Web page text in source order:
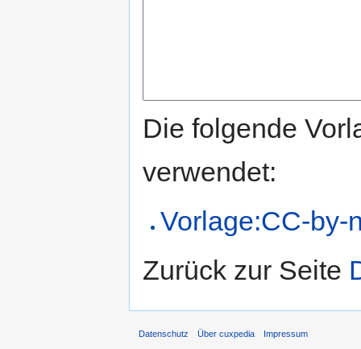
Die folgende
verwendet:
Vorlage:CC-by-
Zurück zur Seite
Datenschutz Über cuxpedia Impressum